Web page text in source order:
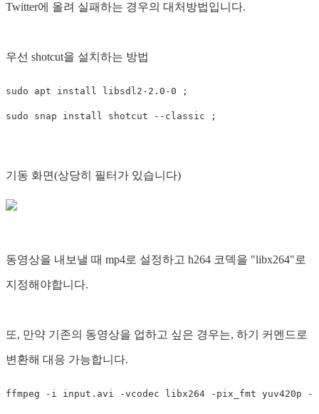
Twitter에 올려 실패하는 경우의 대처방법입니다.
우선 shotcut을 설치하는 방법
sudo apt install libsdl2-2.0-0 ;
sudo snap install shotcut --classic ;
기동 화면(상당히 필터가 있습니다)
동영상을 내보낼 때 mp4로 설정하고 h264 코덱을 "libx264"로
지정해야합니다.
또, 만약 기존의 동영상을 업하고 싶은 경우는, 하기 커멘드로
변환해 대응 가능합니다.
ffmpeg -i input.avi -vcodec libx264 -pix_fmt yuv420p -